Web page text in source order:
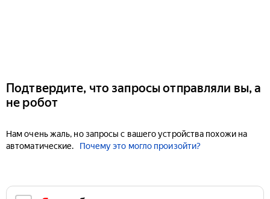
Подтвердите, что запросы отправляли вы, а
не робот
Нам очень жаль, но запросы с вашего устройства похожи на
автоматические.
Почему это могло произойти?